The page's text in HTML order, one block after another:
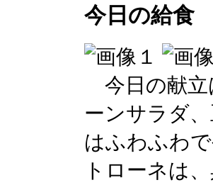
今日の給食
今日の献立
ーンサラダ
はふわふわ
トローネは